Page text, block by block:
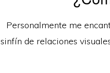
Personalmente me
sinfín de relaciones